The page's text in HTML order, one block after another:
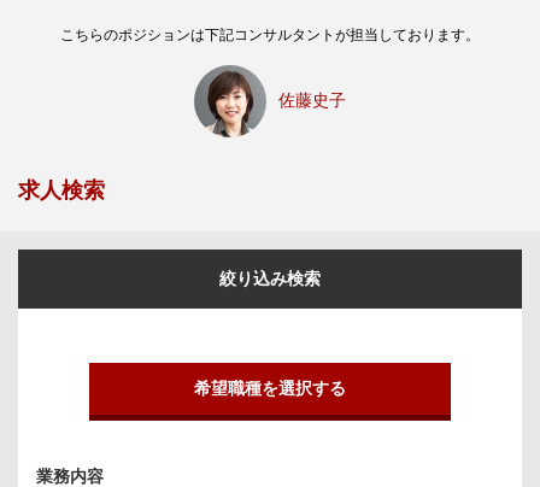
こちらのポジションは下記コンサルタントが担当しております。
佐藤史子
求人検索
絞り込み検索
希望職種を選択する
業務内容